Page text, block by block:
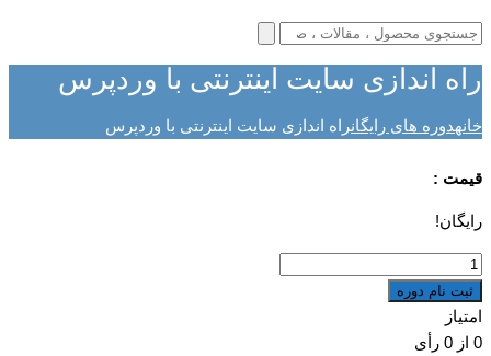
راه اندازی سایت اینترنتی با وردپرس
خانهدوره های رایگانراه اندازی سایت اینترنتی با وردپرس
قیمت :
رایگان!
راه
اندازی
سایت
اینترنتی
ثبت نام دوره
امتیاز
0 از 0 رأی